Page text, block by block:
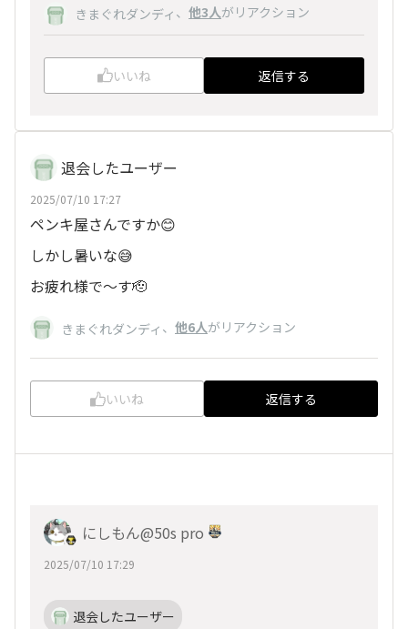
きまぐれダンディ 、 他3人がリアクション
いいね 返信する
退会したユーザー
2025/07/10 17:27
ペンキ屋さんですか😊
しかし暑いな😅
お疲れ様で～す🫡
きまぐれダンディ 、 他6人がリアクション
いいね 返信する
にしもん@50s pro
2025/07/10 17:29
退会したユーザー